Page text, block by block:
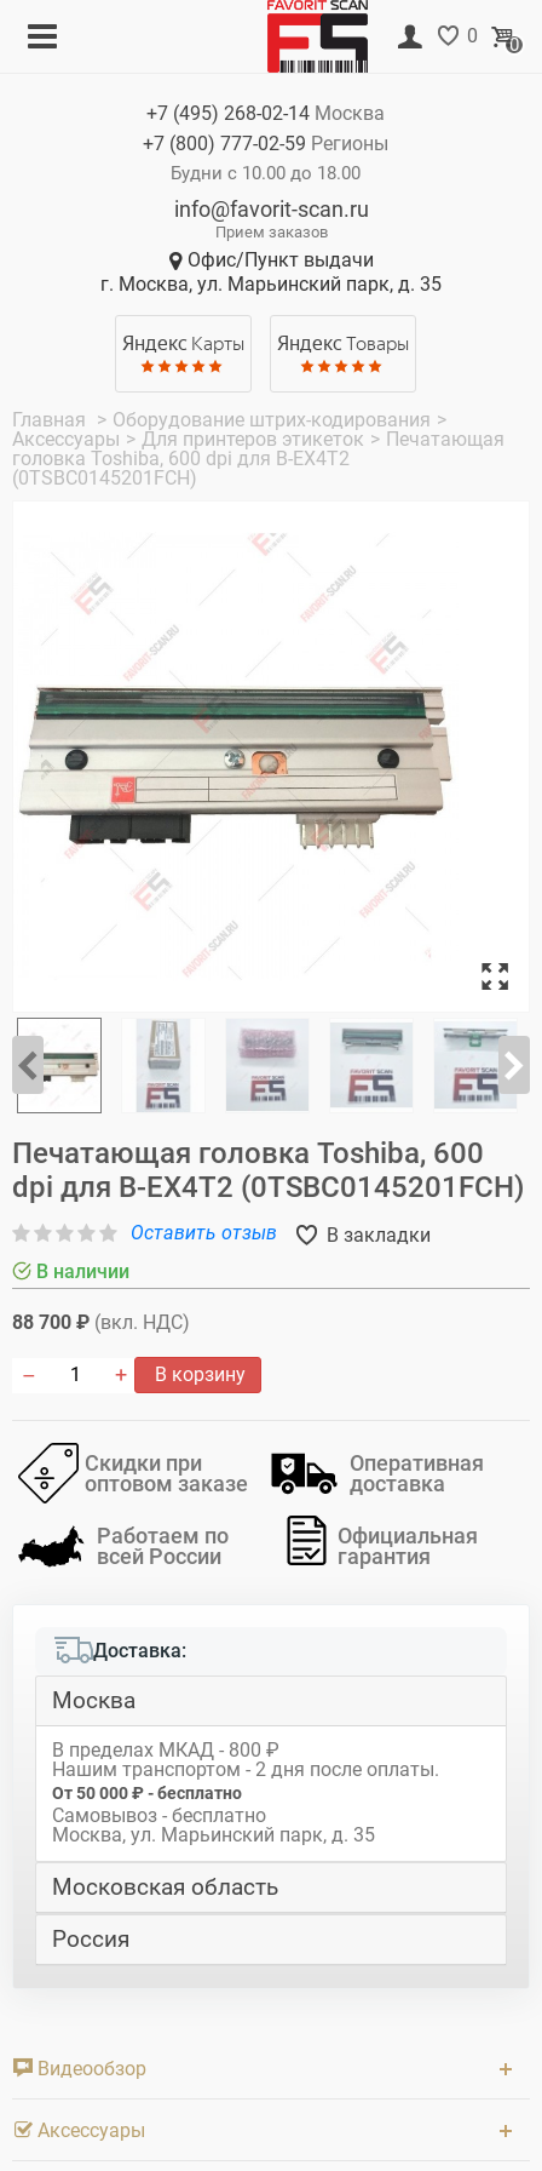
0 0
+7 (495) 268-02-14 Москва
+7 (800) 777-02-59 Регионы
Будни с 10.00 до 18.00
info@favorit-scan.ru
Прием заказов
Офис/Пункт выдачи
г. Москва, ул. Марьинский парк, д. 35
Яндекс Карты Яндекс Товары
Главная > Оборудование штрих-кодирования >
Аксессуары > Для принтеров этикеток > Печатающая
головка Toshiba, 600 dpi для B-EX4T2
(0TSBC0145201FCH)
Печатающая головка Toshiba, 600
dpi для B-EX4T2 (0TSBC0145201FCH)
Оставить отзыв
В закладки
В наличии
88 700 ₽ (вкл. НДС)
В корзину
Скидки при
оптовом заказе
Оперативная
доставка
Работаем по
всей России
Официальная
гарантия
Доставка:
Москва
В пределах МКАД - 800 ₽
Нашим транспортом - 2 дня после оплаты.
От 50 000 ₽ - бесплатно
Самовывоз - бесплатно
Москва, ул. Марьинский парк, д. 35
Московская область
Россия
Видеообзор
Аксессуары
Корзина
Нет товаров